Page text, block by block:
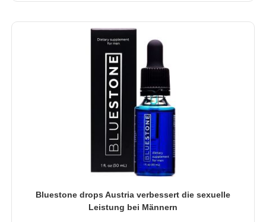
Bluestone drops Austria verbessert die sexuelle
Leistung bei Männern